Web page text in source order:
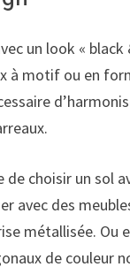
un look «
à motif ou en
de choisir un sol
avec des
métallisée. Ou
de couleur